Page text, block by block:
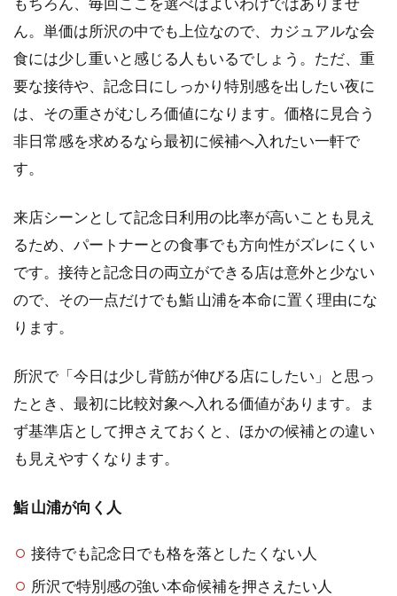
ん。単価は所沢の中でも上位なので、カジュアルな会
食には少し重いと感じる人もいるでしょう。ただ、重
要な接待や、記念日にしっかり特別感を出したい夜に
は、その重さがむしろ価値になります。価格に見合う
非日常感を求めるなら最初に候補へ入れたい一軒で
す。
来店シーンとして記念日利用の比率が高いことも見え
るため、パートナーとの食事でも方向性がズレにくい
です。接待と記念日の両立ができる店は意外と少ない
ので、その一点だけでも鮨 山浦を本命に置く理由にな
ります。
所沢で「今日は少し背筋が伸びる店にしたい」と思っ
たとき、最初に比較対象へ入れる価値があります。ま
ず基準店として押さえておくと、ほかの候補との違い
も見えやすくなります。
鮨 山浦が向く人
接待でも記念日でも格を落としたくない人
所沢で特別感の強い本命候補を押さえたい人